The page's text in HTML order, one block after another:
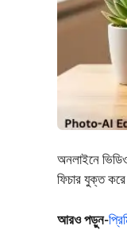
অনলাইনে ভিডিও
ফিচার যুক্ত
আরও পড়ুন-